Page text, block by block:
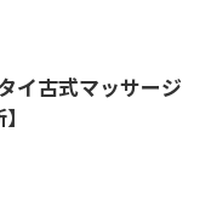
イ古式マッサージ